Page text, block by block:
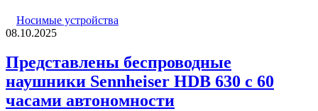
Носимые устройства
08.10.2025
Представлены беспроводные
наушники Sennheiser HDB 630 с 60
часами автономности